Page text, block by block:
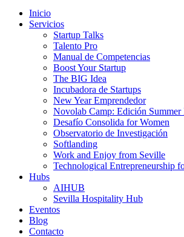
Inicio
Servicios
Startup Talks
Talento Pro
Manual de Competencias
Boost Your Startup
The BIG Idea
Incubadora de Startups
New Year Emprendedor
Novolab Camp: Edición Summer
Desafío Consolida for Women
Observatorio de Investigación
Softlanding
Work and Enjoy from Seville
Technological Entrepreneurship
Hubs
AIHUB
Sevilla Hospitality Hub
Eventos
Blog
Contacto